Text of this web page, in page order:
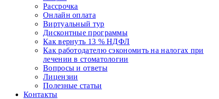
Рассрочка
Онлайн оплата
Виртуальный тур
Дисконтные программы
Как вернуть 13 % НДФЛ
Как работодателю сэкономить на налогах при
лечении в стоматологии
Вопросы и ответы
Лицензии
Полезные статьи
Контакты